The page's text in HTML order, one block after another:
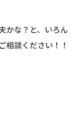
かな？と、いろん
相談ください！！